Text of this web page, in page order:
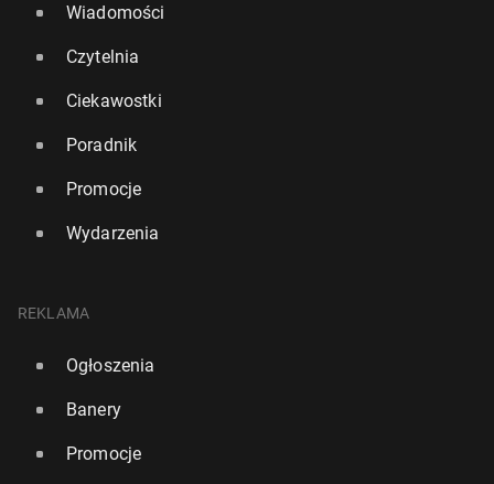
Wiadomości
Czytelnia
Ciekawostki
Poradnik
Promocje
Wydarzenia
REKLAMA
Ogłoszenia
Banery
Promocje